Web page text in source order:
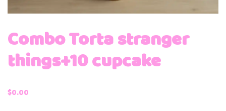
Combo Torta stranger
things+10 cupcake
$0.00